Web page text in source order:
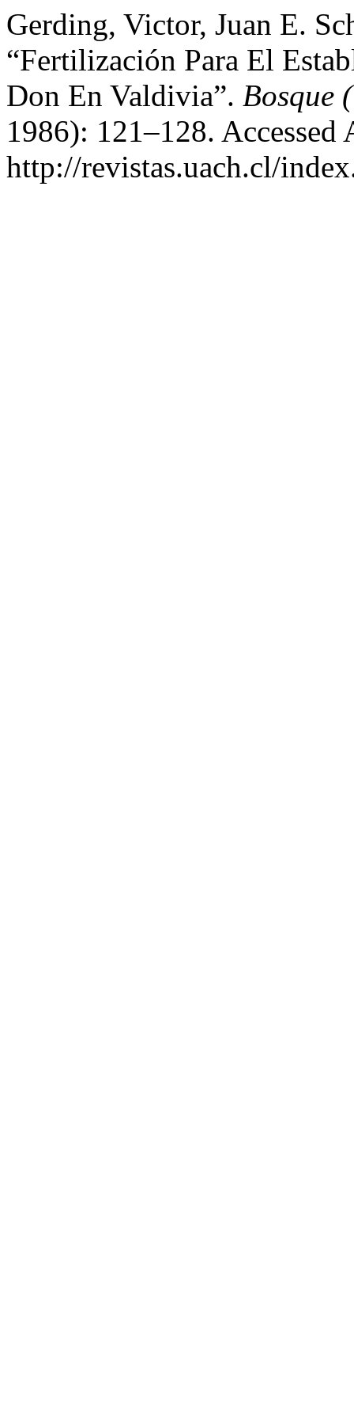
Gerding, Victor, Juan E.
“Fertilización Para El
Don En Valdivia”. Bosque
1986): 121–128. Accessed
http://revistas.uach.cl/